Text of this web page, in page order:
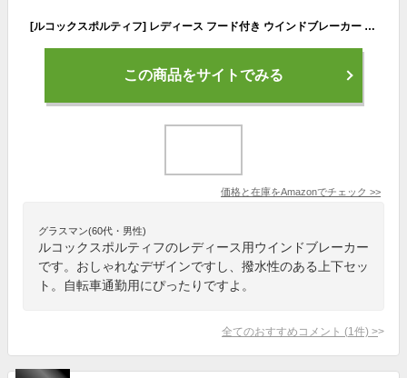
[ルコックスポルティフ] レディース フード付き ウインドブレーカー ジャケット・パンツ上下セット QMWQJF21/QMWQJG21 裏地：メッシュ起毛 (PKRxNVY ピンクルージュｘネイビー, O)
この商品をサイトでみる
価格と在庫をAmazonでチェック >>
グラスマン(60代・男性)
ルコックスポルティフのレディース用ウインドブレーカー
です。おしゃれなデザインですし、撥水性のある上下セッ
ト。自転車通勤用にぴったりですよ。
全てのおすすめコメント (1 件) >